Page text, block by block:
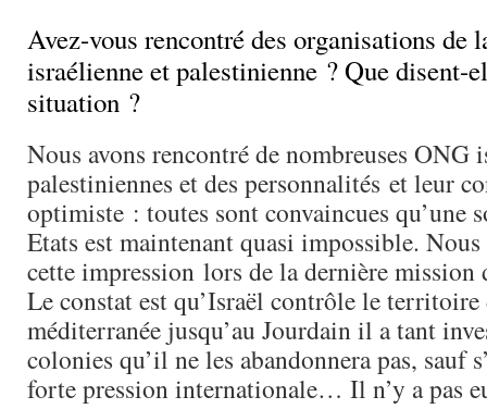
Avez-vous rencontré des organisations de
israélienne et palestinienne ? Que disent-
situation ?
Nous avons rencontré de nombreuses ONG
palestiniennes et des personnalités et leur
optimiste : toutes sont convaincues qu’une
Etats est maintenant quasi impossible. Nous
cette impression lors de la dernière mission
Le constat est qu’Israël contrôle le territoire
méditerranée jusqu’au Jourdain il a tant
colonies qu’il ne les abandonnera pas, sauf
forte pression internationale… Il n’y a pas